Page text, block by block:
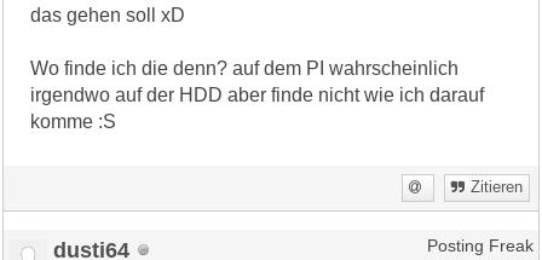
das gehen soll xD
Wo finde ich die denn? auf dem PI wahrscheinlich
irgendwo auf der HDD aber finde nicht wie ich darauf
komme :S
Zitieren
dusti64 Posting Freak